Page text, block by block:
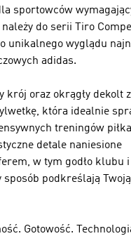
sportowców
do serii Tiro
unikalnego wyglądu
adidas.
krój oraz okrągły dekolt
która idealnie
treningów
detale naniesione
w tym godło klubu
sposób podkreślają
Gotowość.